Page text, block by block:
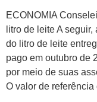
ECONOMIA
litro de leite A
do litro de leite
pago em outubro de
por meio de suas
O valor de